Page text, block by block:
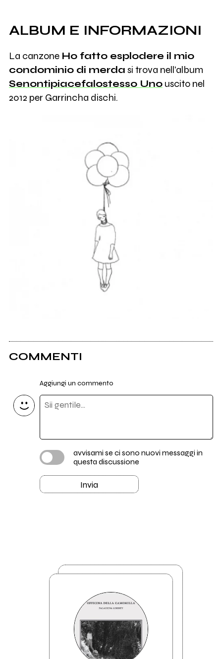
ALBUM E INFORMAZIONI
La canzone Ho fatto esplodere il mio
condominio di merda si trova nell'album
Senontipiacefalostesso Unouscito nel
2012 per Garrincha dischi.
COMMENTI
Aggiungi un commento
avvisami se ci sono nuovi messaggi in
questa discussione
Invia